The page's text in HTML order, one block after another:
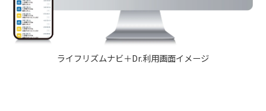
ライフリズムナビ＋Dr.利用画面イメージ